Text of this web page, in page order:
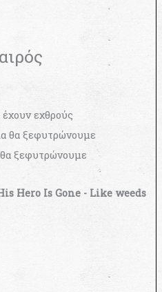
εχθρούς
θα ξεφυτρώνουμε
θα ξεφυτρώνουμε
Hero Is Gone - Like weeds